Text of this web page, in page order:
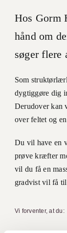
Hos Gorm
hånd om
søger
Som
dygtiggøre dig
Derudover kan
over feltet og
Du vil have en
prøve kræfter
vil du få en
gradvist vil få
Vi forventer, at du: